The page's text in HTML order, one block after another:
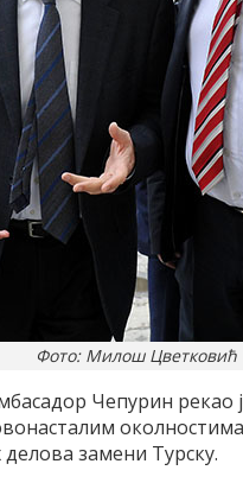
Фото: Милош Цветковић
Чепурин рекао
замени Турску.